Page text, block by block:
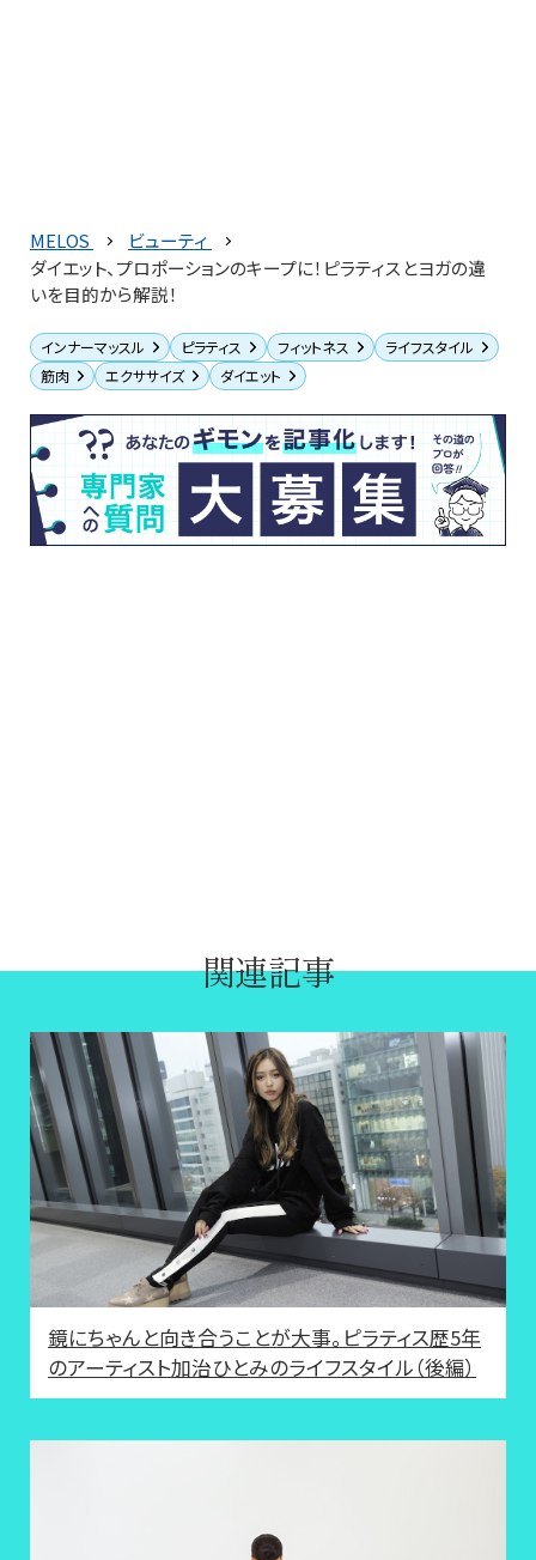
MELOS
ビューティ
ダイエット、プロポーションのキープに！ピラティスとヨガの違
いを目的から解説！
インナーマッスル ピラティス フィットネス
ライフスタイル
筋肉
エクササイズ ダイエット
関連記事
鏡にちゃんと向き合うことが大事。ピラティス歴5年
のアーティスト加治ひとみのライフスタイル（後編）